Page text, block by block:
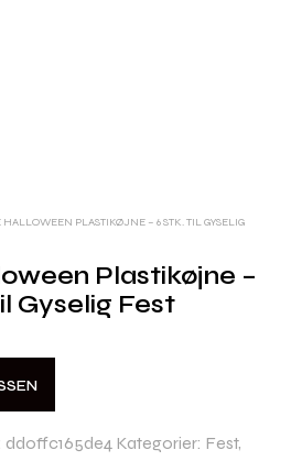
HALLOWEEN PLASTIKØJNE – 6 STK. TIL GYSELIG
Plastikøjne –
Gyselig Fest
dd0ffc165de4 Kategorier: Fest,